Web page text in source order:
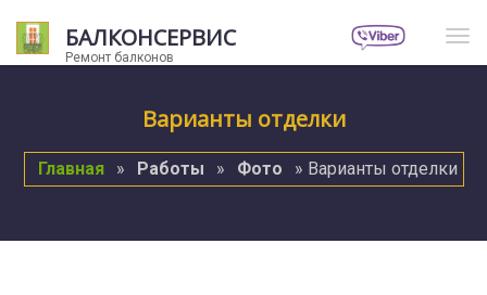
БАЛКОНСЕРВИС
Ремонт балконов
Варианты отделки
Главная » Работы » Фото » Варианты отделки